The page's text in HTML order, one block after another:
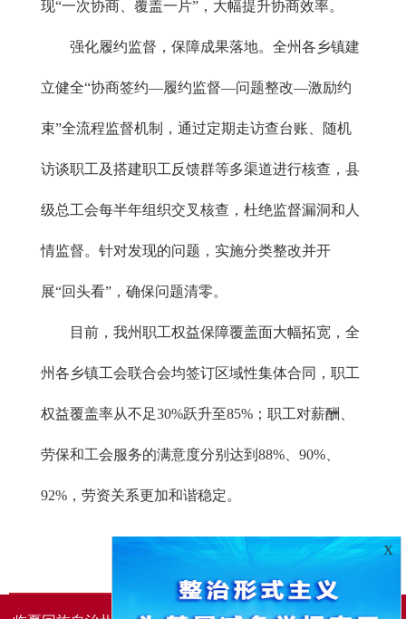
现“一次协商、覆盖一片”，大幅提升协商效率。
强化履约监督，保障成果落地。全州各乡镇建
立健全“协商签约—履约监督—问题整改—激励约
束”全流程监督机制，通过定期走访查台账、随机
访谈职工及搭建职工反馈群等多渠道进行核查，县
级总工会每半年组织交叉核查，杜绝监督漏洞和人
情监督。针对发现的问题，实施分类整改并开
展“回头看”，确保问题清零。
目前，我州职工权益保障覆盖面大幅拓宽，全
州各乡镇工会联合会均签订区域性集体合同，职工
权益覆盖率从不足30%跃升至85%；职工对薪酬、
劳保和工会服务的满意度分别达到88%、90%、
92%，劳资关系更加和谐稳定。
X